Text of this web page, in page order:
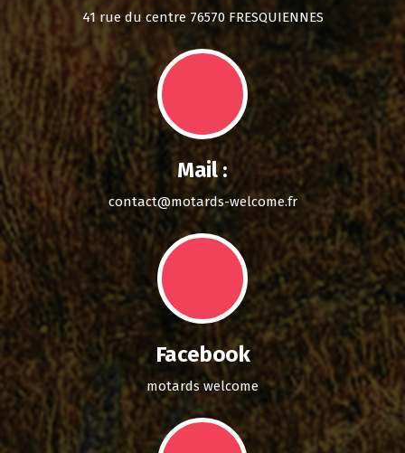
41 rue du centre 76570 FRESQUIENNES
Mail :
contact@motards-welcome.fr
Facebook
motards welcome